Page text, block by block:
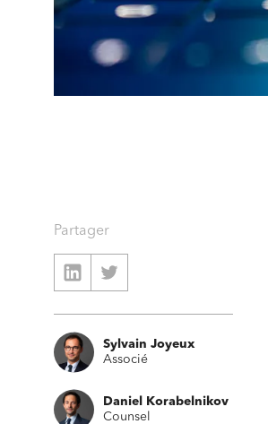
Partager
Sylvain Joyeux
Associé
Daniel Korabelnikov
Counsel